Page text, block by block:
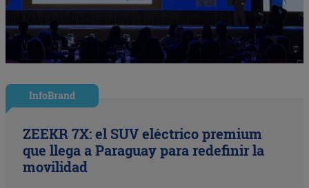
InfoBrand
ZEEKR 7X: el SUV eléctrico premium
que llega a Paraguay para redefinir la
movilidad